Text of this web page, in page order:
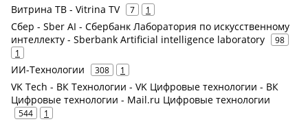
Витрина ТВ - Vitrina TV 7 1
Сбер - Sber AI - Сбербанк Лаборатория по искусственному
интеллекту - Sberbank Artificial intelligence laboratory
98
1
ИИ-Технологии 308 1
VK Tech - ВК Технологии - VK Цифровые технологии - ВК
Цифровые технологии - Mail.ru Цифровые технологии
544 1